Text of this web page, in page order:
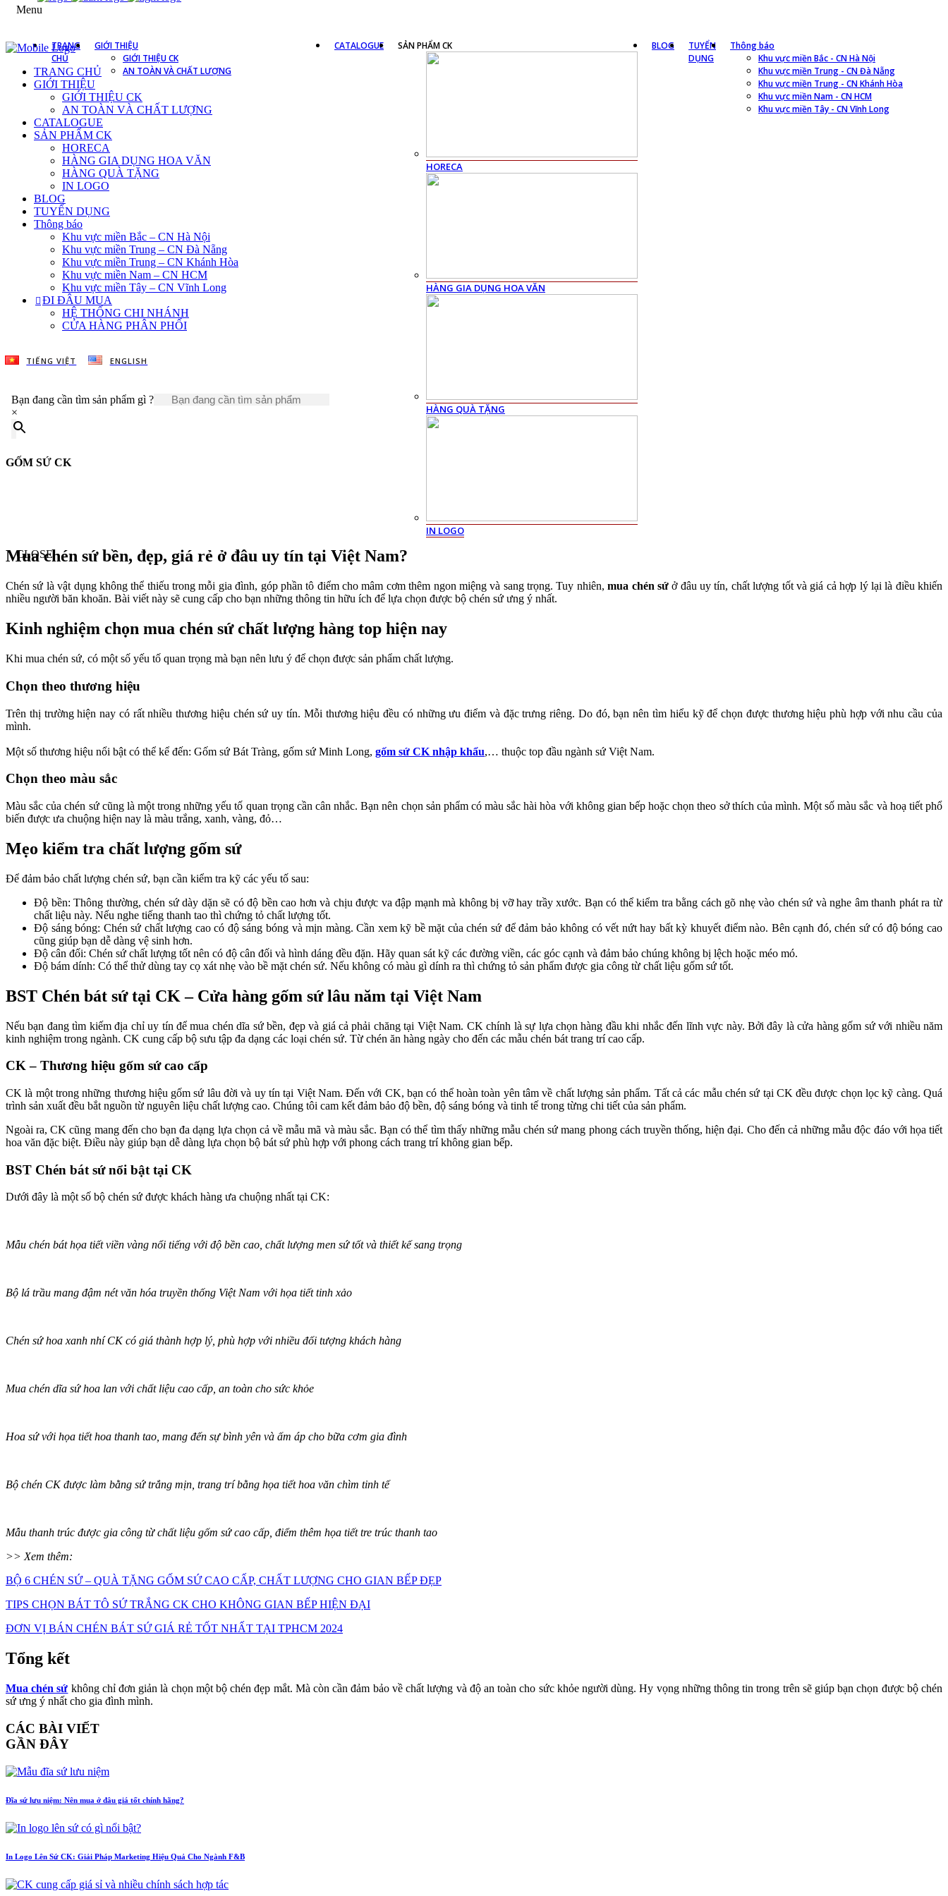
Menu
TRANG
CHỦ
GIỚI THIỆU
GIỚI THIỆU CK
AN TOÀN VÀ CHẤT LƯỢNG
CATALOGUE SẢN PHẨM CK
HORECA
HÀNG GIA DỤNG HOA VĂN
HÀNG QUÀ TẶNG
IN LOGO
BLOG
TUYỂN
DỤNG
Thông báo
Khu vực miền Bắc - CN Hà Nội
Khu vực miền Trung - CN Đà Nẵng
Khu vực miền Trung - CN Khánh Hòa
Khu vực miền Nam - CN HCM
Khu vực miền Tây - CN Vĩnh Long
CLOSE
TRANG CHỦ
GIỚI THIỆU
GIỚI THIỆU CK
AN TOÀN VÀ CHẤT LƯỢNG
CATALOGUE
SẢN PHẨM CK
HORECA
HÀNG GIA DỤNG HOA VĂN
HÀNG QUÀ TẶNG
IN LOGO
BLOG
TUYỂN DỤNG
Thông báo
Khu vực miền Bắc – CN Hà Nội
Khu vực miền Trung – CN Đà Nẵng
Khu vực miền Trung – CN Khánh Hòa
Khu vực miền Nam – CN HCM
Khu vực miền Tây – CN Vĩnh Long
ĐI ĐÂU MUA
HỆ THỐNG CHI NHÁNH
CỬA HÀNG PHÂN PHỐI
TIẾNG VIỆT ENGLISH
Bạn đang cần tìm sản phẩm gì ?
×
GỐM SỨ CK
Mua chén sứ bền, đẹp, giá rẻ ở đâu uy tín tại Việt Nam?
Chén sứ là vật dụng không thể thiếu trong mỗi gia đình, góp phần tô điểm cho mâm cơm thêm ngon miệng và sang trọng. Tuy nhiên,mua chén sứở đâu uy tín, chất lượng tốt và giá cả hợp lý lại là điều khiến
nhiều người băn khoăn. Bài viết này sẽ cung cấp cho bạn những thông tin hữu ích để lựa chọn được bộ chén sứ ưng ý nhất.
Kinh nghiệm chọn mua chén sứ chất lượng hàng top hiện nay
Khi mua chén sứ, có một số yếu tố quan trọng mà bạn nên lưu ý để chọn được sản phẩm chất lượng.
Chọn theo thương hiệu
Trên thị trường hiện nay có rất nhiều thương hiệu chén sứ uy tín. Mỗi thương hiệu đều có những ưu điểm và đặc trưng riêng. Do đó, bạn nên tìm hiểu kỹ để chọn được thương hiệu phù hợp với nhu cầu của
mình.
Một số thương hiệu nổi bật có thể kể đến: Gốm sứ Bát Tràng, gốm sứ Minh Long, gốm sứ CK nhập khẩu,… thuộc top đầu ngành sứ Việt Nam.
Chọn theo màu sắc
Màu sắc của chén sứ cũng là một trong những yếu tố quan trọng cần cân nhắc. Bạn nên chọn sản phẩm có màu sắc hài hòa với không gian bếp hoặc chọn theo sở thích của mình. Một số màu sắc và hoạ tiết phổ
biến được ưa chuộng hiện nay là màu trắng, xanh, vàng, đỏ…
Mẹo kiểm tra chất lượng gốm sứ
Để đảm bảo chất lượng chén sứ, bạn cần kiểm tra kỹ các yếu tố sau:
Độ bền: Thông thường, chén sứ dày dặn sẽ có độ bền cao hơn và chịu được va đập mạnh mà không bị vỡ hay trầy xước. Bạn có thể kiểm tra bằng cách gõ nhẹ vào chén sứ và nghe âm thanh phát ra từ
chất liệu này. Nếu nghe tiếng thanh tao thì chứng tỏ chất lượng tốt.
Độ sáng bóng: Chén sứ chất lượng cao có độ sáng bóng và mịn màng. Cần xem kỹ bề mặt của chén sứ để đảm bảo không có vết nứt hay bất kỳ khuyết điểm nào. Bên cạnh đó, chén sứ có độ bóng cao
cũng giúp bạn dễ dàng vệ sinh hơn.
Độ cân đối: Chén sứ chất lượng tốt nên có độ cân đối và hình dáng đều đặn. Hãy quan sát kỹ các đường viền, các góc cạnh và đảm bảo chúng không bị lệch hoặc méo mó.
Độ bám dính: Có thể thử dùng tay cọ xát nhẹ vào bề mặt chén sứ. Nếu không có màu gì dính ra thì chứng tỏ sản phẩm được gia công từ chất liệu gốm sứ tốt.
BST Chén bát sứ tại CK – Cửa hàng gốm sứ lâu năm tại Việt Nam
Nếu bạn đang tìm kiếm địa chỉ uy tín để mua chén dĩa sứ bền, đẹp và giá cả phải chăng tại Việt Nam. CK chính là sự lựa chọn hàng đầu khi nhắc đến lĩnh vực này. Bởi đây là cửa hàng gốm sứ với nhiều năm
kinh nghiệm trong ngành. CK cung cấp bộ sưu tập đa dạng các loại chén sứ. Từ chén ăn hàng ngày cho đến các mẫu chén bát trang trí cao cấp.
CK – Thương hiệu gốm sứ cao cấp
CK là một trong những thương hiệu gốm sứ lâu đời và uy tín tại Việt Nam. Đến với CK, bạn có thể hoàn toàn yên tâm về chất lượng sản phẩm. Tất cả các mẫu chén sứ tại CK đều được chọn lọc kỹ càng. Quá
trình sản xuất đều bắt nguồn từ nguyên liệu chất lượng cao. Chúng tôi cam kết đảm bảo độ bền, độ sáng bóng và tinh tế trong từng chi tiết của sản phẩm.
Ngoài ra, CK cũng mang đến cho bạn đa dạng lựa chọn cả về mẫu mã và màu sắc. Bạn có thể tìm thấy những mẫu chén sứ mang phong cách truyền thống, hiện đại. Cho đến cả những mẫu độc đáo với họa tiết
hoa văn đặc biệt. Điều này giúp bạn dễ dàng lựa chọn bộ bát sứ phù hợp với phong cách trang trí không gian bếp.
BST Chén bát sứ nổi bật tại CK
Dưới đây là một số bộ chén sứ được khách hàng ưa chuộng nhất tại CK:
Mẫu chén bát họa tiết viền vàng nổi tiếng với độ bền cao, chất lượng men sứ tốt và thiết kế sang trọng
Bộ lá trầu mang đậm nét văn hóa truyền thống Việt Nam với họa tiết tinh xảo
Chén sứ hoa xanh nhí CK có giá thành hợp lý, phù hợp với nhiều đối tượng khách hàng
Mua chén dĩa sứ hoa lan với chất liệu cao cấp, an toàn cho sức khỏe
Hoa sứ với họa tiết hoa thanh tao, mang đến sự bình yên và ấm áp cho bữa cơm gia đình
Bộ chén CK được làm bằng sứ trắng mịn, trang trí bằng họa tiết hoa văn chìm tinh tế
Mẫu thanh trúc được gia công từ chất liệu gốm sứ cao cấp, điểm thêm họa tiết tre trúc thanh tao
>> Xem thêm:
BỘ 6 CHÉN SỨ – QUÀ TẶNG GỐM SỨ CAO CẤP, CHẤT LƯỢNG CHO GIAN BẾP ĐẸP
TIPS CHỌN BÁT TÔ SỨ TRẮNG CK CHO KHÔNG GIAN BẾP HIỆN ĐẠI
ĐƠN VỊ BÁN CHÉN BÁT SỨ GIÁ RẺ TỐT NHẤT TẠI TPHCM 2024
Tổng kết
Mua chén sứ không chỉ đơn giản là chọn một bộ chén đẹp mắt. Mà còn cần đảm bảo về chất lượng và độ an toàn cho sức khỏe người dùng. Hy vọng những thông tin trong trên sẽ giúp bạn chọn được bộ chén
sứ ưng ý nhất cho gia đình mình.
CÁC BÀI VIẾT
GẦN ĐÂY
Đĩa sứ lưu niệm: Nên mua ở đâu giá tốt chính hãng?
In Logo Lên Sứ CK: Giải Pháp Marketing Hiệu Quả Cho Ngành F&B